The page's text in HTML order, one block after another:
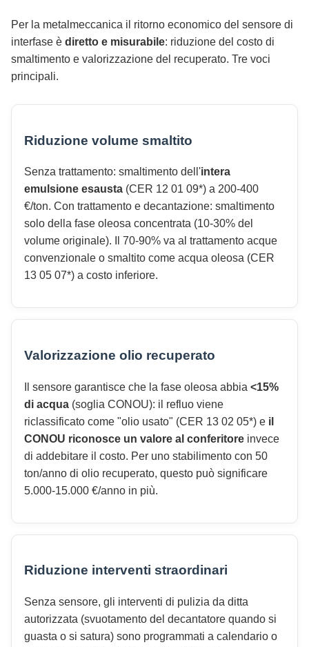
Per la metalmeccanica il ritorno economico del sensore di
interfase è diretto e misurabile: riduzione del costo di
smaltimento e valorizzazione del recuperato. Tre voci
principali.
Riduzione volume smaltito
Senza trattamento: smaltimento dell'intera
emulsione esausta (CER 12 01 09*) a 200-400
€/ton. Con trattamento e decantazione: smaltimento
solo della fase oleosa concentrata (10-30% del
volume originale). Il 70-90% va al trattamento acque
convenzionale o smaltito come acqua oleosa (CER
13 05 07*) a costo inferiore.
Valorizzazione olio recuperato
Il sensore garantisce che la fase oleosa abbia <15%
di acqua (soglia CONOU): il refluo viene
riclassificato come "olio usato" (CER 13 02 05*) e il
CONOU riconosce un valore al conferitore invece
di addebitare il costo. Per uno stabilimento con 50
ton/anno di olio recuperato, questo può significare
5.000-15.000 €/anno in più.
Riduzione interventi straordinari
Senza sensore, gli interventi di pulizia da ditta
autorizzata (svuotamento del decantatore quando si
guasta o si satura) sono programmati a calendario o